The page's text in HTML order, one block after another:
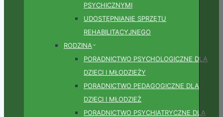
PSYCHICZNYMI
UDOSTĘPNIANIE SPRZĘTU
REHABILITACYJNEGO
RODZINA
PORADNICTWO PSYCHOLOGICZNE DLA
DZIECI I MŁODZIEŻY
PORADNICTWO PEDAGOGICZNE DLA
DZIECI I MŁODZIEŻ
PORADNICTWO PSYCHIATRYCZNE DLA